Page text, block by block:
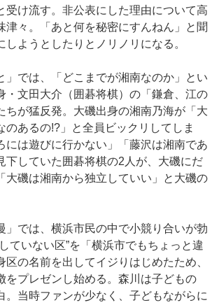
け流す。非公表にした理由について高
々。「あと何を秘密にすんねん」と聞
ようとしたりとノリノリになる。
では、「どこまでが湘南なのか」とい
・文田大介（囲碁将棋）の「鎌倉、江の
が猛反発。大磯出身の湘南乃海が「大
あるの!?」と全員ビックリしてしま
には遊びに行かない」「藤沢は湘南であ
下していた囲碁将棋の2人が、大磯にだ
磯は湘南から独立していい」と大磯の
では、横浜市民の中で小競り合いが勃
ていない区”を「横浜市でもちょっと違
の名前を出してイジりはじめたため、
プレゼンし始める。森川は子どもの
当時ファンが少なく、子どもながらに